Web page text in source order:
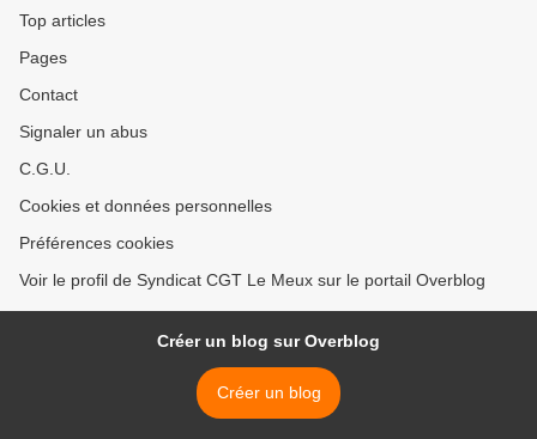
Top articles
Pages
Contact
Signaler un abus
C.G.U.
Cookies et données personnelles
Préférences cookies
Voir le profil de Syndicat CGT Le Meux sur le portail Overblog
Créer un blog sur Overblog
Créer un blog